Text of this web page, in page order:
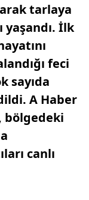
tarlaya
yaşandı. İlk
feci
sayıda
A Haber
bölgedeki
canlı